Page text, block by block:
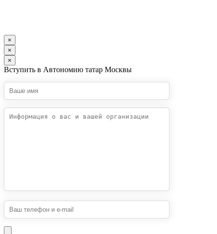
×
×
×
Вступить в Автономию татар Москвы